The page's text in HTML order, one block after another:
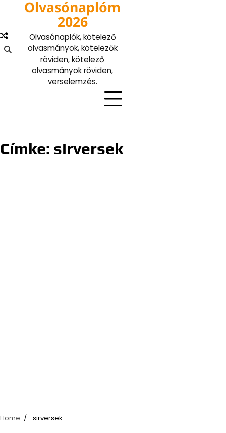
content
Olvasónaplóm
2026
Olvasónaplók, kötelező
olvasmányok, kötelezők
röviden, kötelező
olvasmányok röviden,
verselemzés.
Címke: sirversek
Home sirversek